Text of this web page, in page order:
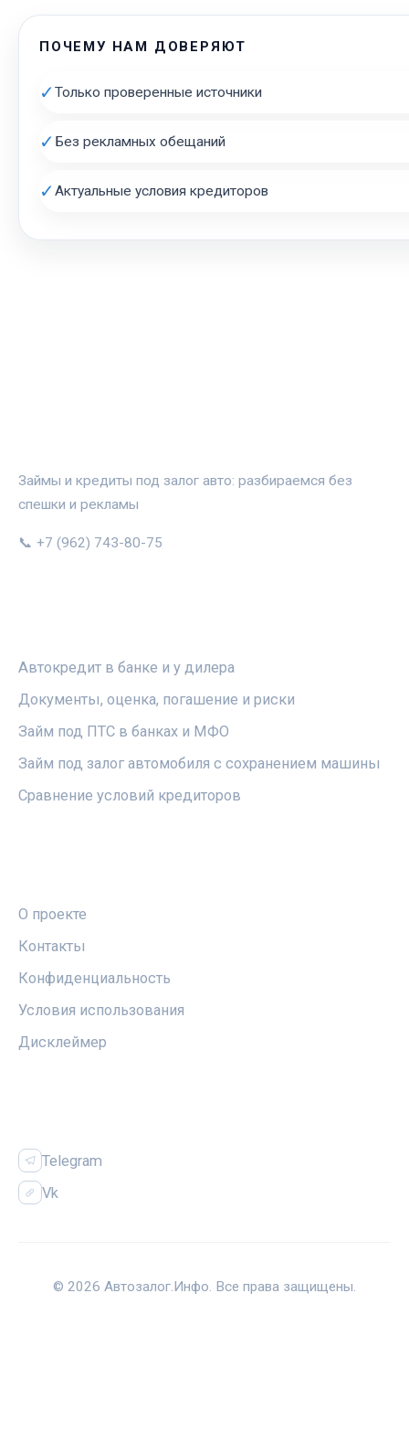
ПОЧЕМУ НАМ ДОВЕРЯЮТ
✓Только проверенные источники
✓ Без рекламных обещаний
✓Актуальные условия кредиторов
Займы и кредиты под залог авто: разбираемся без
спешки и рекламы
📞 +7 (962) 743-80-75
Автокредит в банке и у дилера
Документы, оценка, погашение и риски
Займ под ПТС в банках и МФО
Займ под залог автомобиля с сохранением машины
Сравнение условий кредиторов
О проекте
Контакты
Конфиденциальность
Условия использования
Дисклеймер
Telegram
Vk
© 2026 Автозалог.Инфо. Все права защищены.